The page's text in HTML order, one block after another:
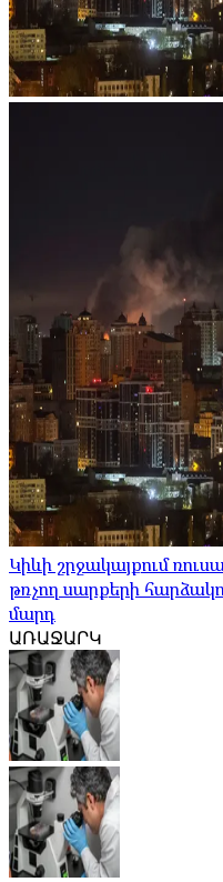
Կիևի շրջակայքում
թռչող սարքերի
մարդ
ԱՌԱՋԱՐԿ